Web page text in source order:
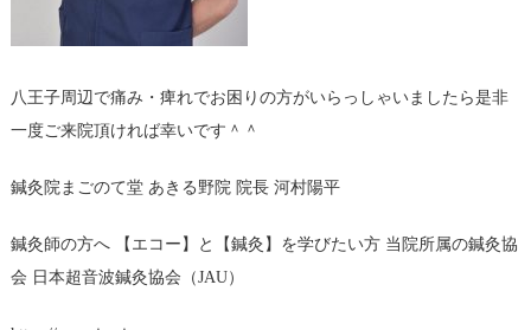
八王子周辺で痛み・痺れでお困りの方がいらっしゃいましたら是非
一度ご来院頂ければ幸いです＾＾
鍼灸院まごのて堂 あきる野院 院長 河村陽平
鍼灸師の方へ【エコー】と【鍼灸】を学びたい方当院所属の鍼灸協
会 日本超音波鍼灸協会（JAU）